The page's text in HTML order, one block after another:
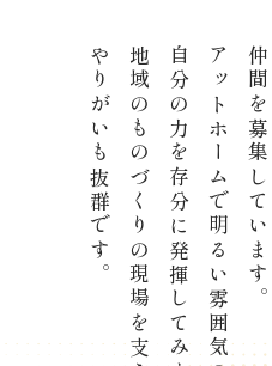
仲間を募集しています。
アットホームで明るい雰囲気の職場で、
自分の力を存分に発揮してみませんか？
地域のものづくりの現場を支える職場は
やりがいも抜群です。